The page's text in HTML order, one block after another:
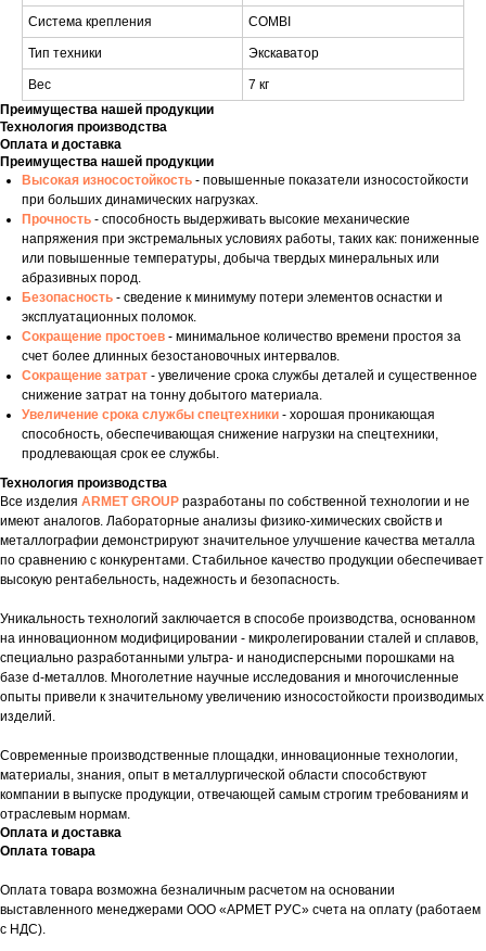
Система крепления COMBI
Тип техники Экскаватор
Вес
7 кг
Преимущества нашей продукции
Технология производства
Оплата и доставка
Преимущества нашей продукции
Высокая износостойкость - повышенные показатели износостойкости
при больших динамических нагрузках.
Прочность - способность выдерживать высокие механические
напряжения при экстремальных условиях работы, таких как: пониженные
или повышенные температуры, добыча твердых минеральных или
абразивных пород.
Безопасность - сведение к минимуму потери элементов оснастки и
эксплуатационных поломок.
Сокращение простоев - минимальное количество времени простоя за
счет более длинных безостановочных интервалов.
Сокращение затрат - увеличение срока службы деталей и существенное
снижение затрат на тонну добытого материала.
Увеличение срока службы спецтехники - хорошая проникающая
способность, обеспечивающая снижение нагрузки на спецтехники,
продлевающая срок ее службы.
Технология производства
Все изделия ARMET GROUP разработаны по собственной технологии и не
имеют аналогов. Лабораторные анализы физико-химических свойств и
металлографии демонстрируют значительное улучшение качества металла
по сравнению с конкурентами. Стабильное качество продукции обеспечивает
высокую рентабельность, надежность и безопасность.
Уникальность технологий заключается в способе производства, основанном
на инновационном модифицировании - микролегировании сталей и сплавов,
специально разработанными ультра- и нанодисперсными порошками на
базе d-металлов. Многолетние научные исследования и многочисленные
опыты привели к значительному увеличению износостойкости производимых
изделий.
Современные производственные площадки, инновационные технологии,
материалы, знания, опыт в металлургической области способствуют
компании в выпуске продукции, отвечающей самым строгим требованиям и
отраслевым нормам.
Оплата и доставка
Оплата товара
Оплата товара возможна безналичным расчетом на основании
выставленного менеджерами ООО «АРМЕТ РУС» счета на оплату (работаем
с НДС).